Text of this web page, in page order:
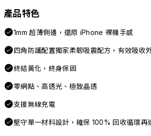
產品特色
1mm 超薄側邊，還原 iPhone 裸機手感
四角防護配置獨家柔韌吸震配方，有效吸收
終結黃化，終身保固
零網點、高透光、極致晶透
支援無線充電
堅守單一材料設計，確保 100% 回收循環再